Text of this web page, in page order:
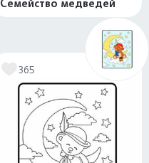
Семейство медведей
365